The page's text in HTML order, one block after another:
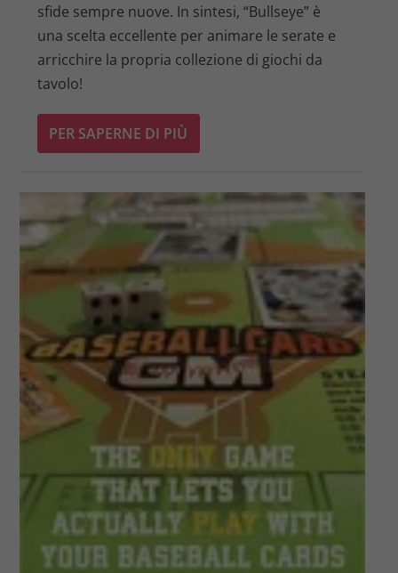
sfide sempre nuove. In sintesi, “Bullseye” è
una scelta eccellente per animare le serate e
arricchire la propria collezione di giochi da
tavolo!
PER SAPERNE DI PIÙ